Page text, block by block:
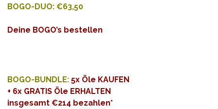
BOGO-DUO: €63,50
Deine BOGO’s bestellen
BOGO-BUNDLE: 5x Öle KAUFEN
+ 6x GRATIS Öle ERHALTEN
insgesamt €214 bezahlen*